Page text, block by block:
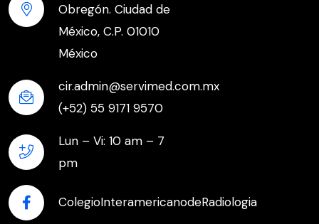
Obregón. Ciudad de
México, C.P. 01010
México
cir.admin@servimed.com.mx
(+52) 55 9171 9570
Lun – Vi: 10 am – 7
pm
ColegioInteramericanodeRadiologia